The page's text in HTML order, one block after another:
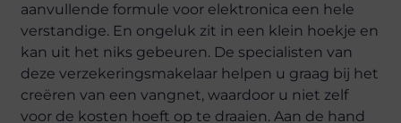
aanvullende formule voor elektronica een hele
verstandige. En ongeluk zit in een klein hoekje en
kan uit het niks gebeuren. De specialisten van
deze verzekeringsmakelaar helpen u graag bij het
creëren van een vangnet, waardoor u niet zelf
voor de kosten hoeft op te draaien. Aan de hand